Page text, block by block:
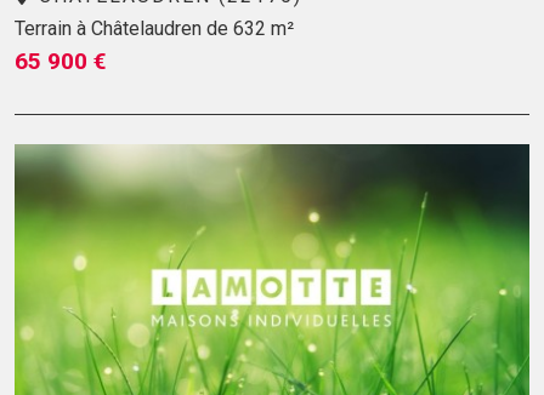
Terrain à Châtelaudren de 632 m²
65 900 €